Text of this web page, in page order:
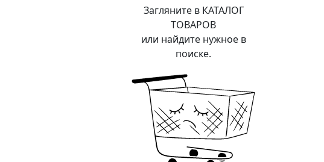
Загляните в КАТАЛОГ
ТОВАРОВ
или найдите нужное в
поиске.